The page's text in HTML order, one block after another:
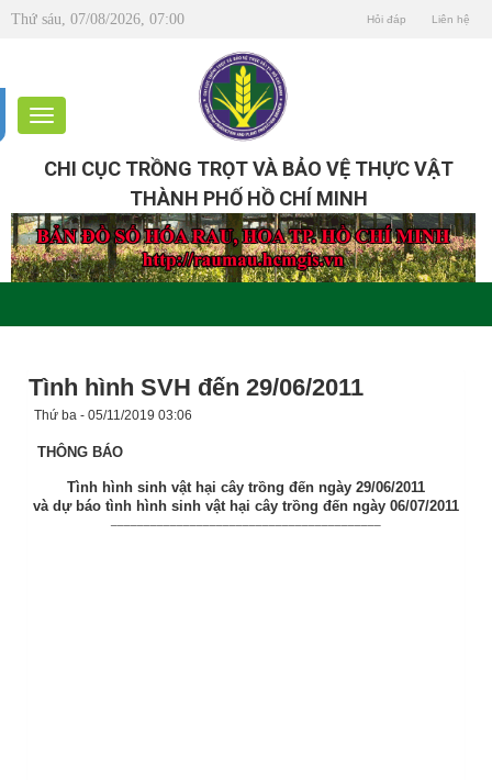
Thứ sáu, 07/08/2026, 07:00 Hỏi đáp Liên hệ
CHI CỤC TRỒNG TRỌT VÀ BẢO VỆ THỰC VẬT
THÀNH PHỐ HỒ CHÍ MINH
Tình hình SVH đến 29/06/2011
Thứ ba - 05/11/2019 03:06
THÔNG BÁO
Tình hình sinh vật hại cây trồng đến ngày 29/06/2011
và dự báo tình hình sinh vật hại cây trồng đến ngày 06/07/2011